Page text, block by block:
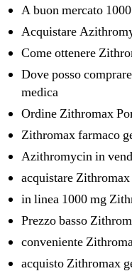
A buon mercato
Acquistare
Come ottenere
Dove posso
medica
Ordine Zithromax
Zithromax farmaco
Azithromycin in
acquistare
in linea 1000 mg
Prezzo basso
conveniente
acquisto Zithromax